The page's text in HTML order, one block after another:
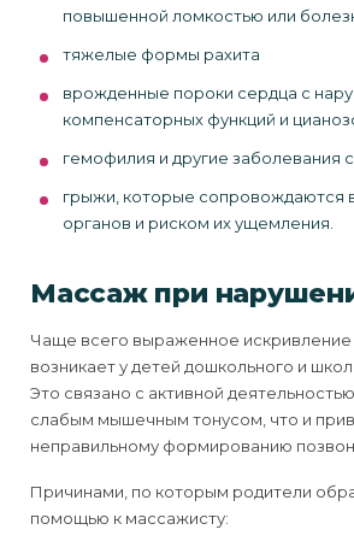
повышенной ломкостью или
тяжелые формы рахита
врожденные пороки сердца с
компенсаторных функций и
гемофилия и другие заболевания
грыжи, которые сопровождаются
органов и риском их ущемления.
Массаж при
Чаще всего выраженное искривление
возникает у детей дошкольного и
Это связано с активной
слабым мышечным тонусом, что и
неправильному формированию
Причинами, по которым родители
помощью к массажисту: